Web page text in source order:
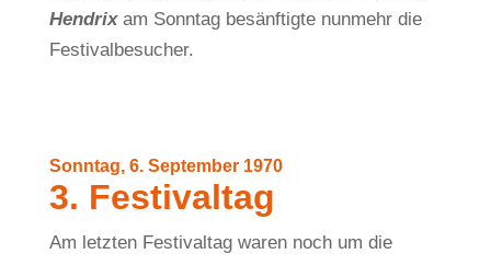
Hendrixam Sonntag besänftigte nunmehr die
Festivalbesucher.
Sonntag, 6. September 1970
3. Festivaltag
Am letzten Festivaltag waren noch um die